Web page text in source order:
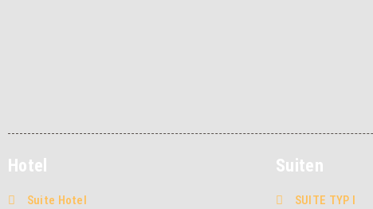
Hotel
Suite Hotel
Suiten
SUITE TYP I